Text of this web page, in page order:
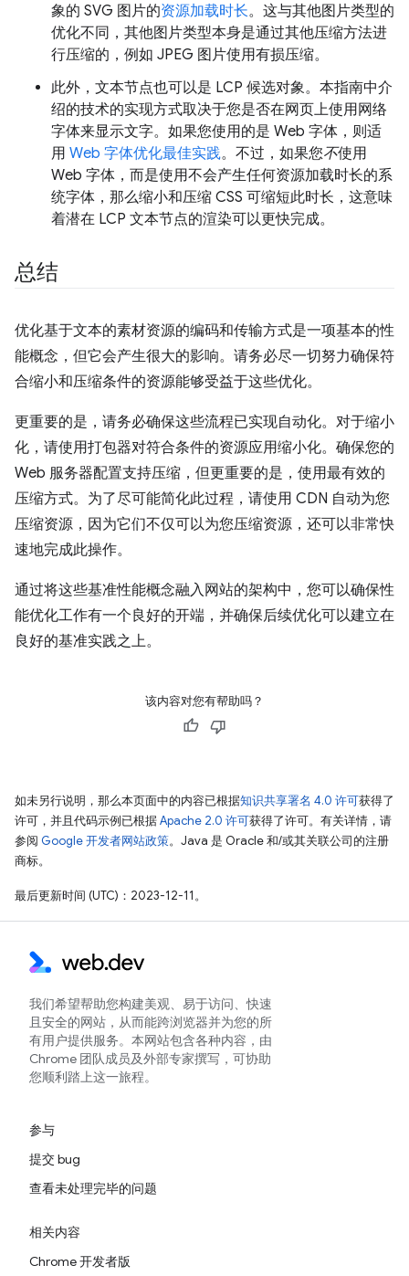
象的 SVG 图片的资源加载时长。这与其他图片类型的
优化不同，其他图片类型本身是通过其他压缩方法进
行压缩的，例如 JPEG 图片使用有损压缩。
此外，文本节点也可以是 LCP 候选对象。本指南中介
绍的技术的实现方式取决于您是否在网页上使用网络
字体来显示文字。如果您使用的是 Web 字体，则适
用 Web 字体优化最佳实践。不过，如果您不使用
Web 字体，而是使用不会产生任何资源加载时长的系
统字体，那么缩小和压缩 CSS 可缩短此时长，这意味
着潜在 LCP 文本节点的渲染可以更快完成。
总结
优化基于文本的素材资源的编码和传输方式是一项基本的性
能概念，但它会产生很大的影响。请务必尽一切努力确保符
合缩小和压缩条件的资源能够受益于这些优化。
更重要的是，请务必确保这些流程已实现自动化。对于缩小
化，请使用打包器对符合条件的资源应用缩小化。确保您的
Web 服务器配置支持压缩，但更重要的是，使用最有效的
压缩方式。为了尽可能简化此过程，请使用 CDN 自动为您
压缩资源，因为它们不仅可以为您压缩资源，还可以非常快
速地完成此操作。
通过将这些基准性能概念融入网站的架构中，您可以确保性
能优化工作有一个良好的开端，并确保后续优化可以建立在
良好的基准实践之上。
该内容对您有帮助吗？
如未另行说明，那么本页面中的内容已根据知识共享署名 4.0 许可获得了
许可，并且代码示例已根据Apache 2.0 许可获得了许可。有关详情，请
参阅 Google 开发者网站政策。Java 是 Oracle 和/或其关联公司的注册
商标。
最后更新时间 (UTC)：2023-12-11。
我们希望帮助您构建美观、易于访问、快速
且安全的网站，从而能跨浏览器并为您的所
有用户提供服务。本网站包含各种内容，由
Chrome 团队成员及外部专家撰写，可协助
您顺利踏上这一旅程。
参与
提交 bug
查看未处理完毕的问题
相关内容
Chrome 开发者版